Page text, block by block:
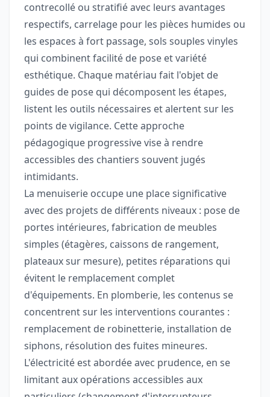
contrecollé ou stratifié avec leurs avantages
respectifs, carrelage pour les pièces humides ou
les espaces à fort passage, sols souples vinyles
qui combinent facilité de pose et variété
esthétique. Chaque matériau fait l'objet de
guides de pose qui décomposent les étapes,
listent les outils nécessaires et alertent sur les
points de vigilance. Cette approche
pédagogique progressive vise à rendre
accessibles des chantiers souvent jugés
intimidants.
La menuiserie occupe une place significative
avec des projets de différents niveaux : pose de
portes intérieures, fabrication de meubles
simples (étagères, caissons de rangement,
plateaux sur mesure), petites réparations qui
évitent le remplacement complet
d'équipements. En plomberie, les contenus se
concentrent sur les interventions courantes :
remplacement de robinetterie, installation de
siphons, résolution des fuites mineures.
L'électricité est abordée avec prudence, en se
limitant aux opérations accessibles aux